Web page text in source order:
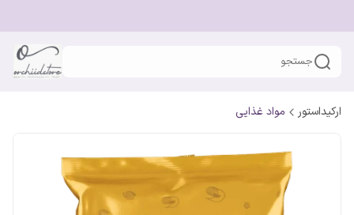
جستجو
ارکیداستور مواد غذایی